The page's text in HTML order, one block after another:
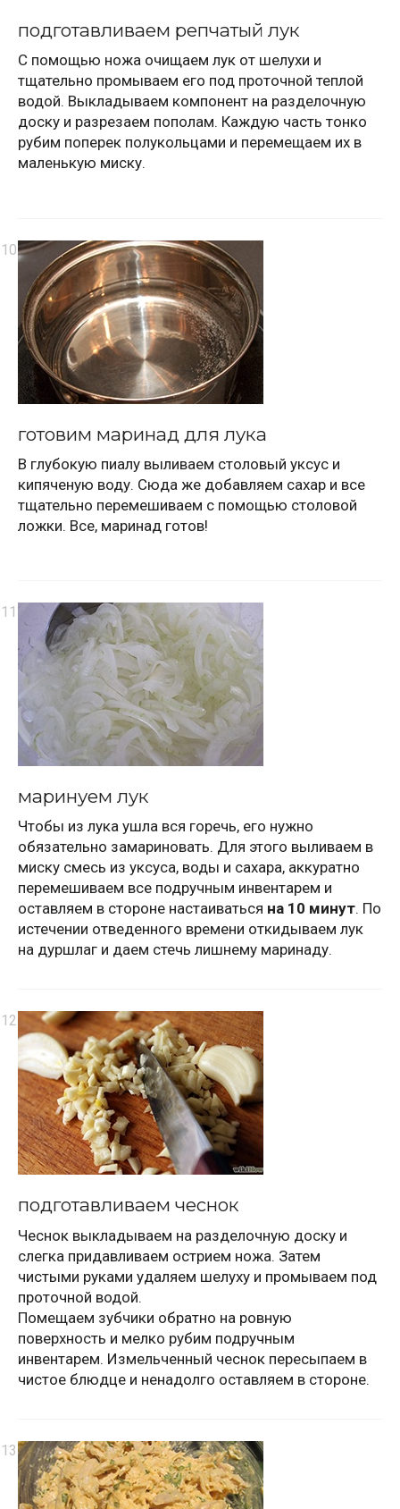
подготавливаем репчатый лук
С помощью ножа очищаем лук от шелухи и
тщательно промываем его под проточной теплой
водой. Выкладываем компонент на разделочную
доску и разрезаем пополам. Каждую часть тонко
рубим поперек полукольцами и перемещаем их в
маленькую миску.
готовим маринад для лука
В глубокую пиалу выливаем столовый уксус и
кипяченую воду. Сюда же добавляем сахар и все
тщательно перемешиваем с помощью столовой
ложки. Все, маринад готов!
маринуем лук
Чтобы из лука ушла вся горечь, его нужно
обязательно замариновать. Для этого выливаем в
миску смесь из уксуса, воды и сахара, аккуратно
перемешиваем все подручным инвентарем и
оставляем в стороне настаиваться на 10 минут. По
истечении отведенного времени откидываем лук
на дуршлаг и даем стечь лишнему маринаду.
подготавливаем чеснок
Чеснок выкладываем на разделочную доску и
слегка придавливаем острием ножа. Затем
чистыми руками удаляем шелуху и промываем под
проточной водой.
Помещаем зубчики обратно на ровную
поверхность и мелко рубим подручным
инвентарем. Измельченный чеснок пересыпаем в
чистое блюдце и ненадолго оставляем в стороне.